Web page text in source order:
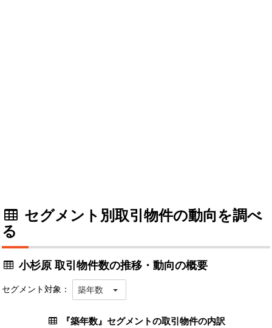
セグメント別取引物件の動向を調べ
る
小杉原 取引物件数の推移・動向の概要
セグメント対象： 築年数
『築年数』セグメントの取引物件の内訳